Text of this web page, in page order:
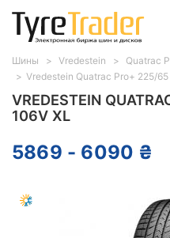
VREDESTEIN
106V XL
5869 - 6090 ₴
Шины Vredestein
Quatrac
Vredestein Quatrac Pro+ 225/65